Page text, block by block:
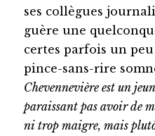
ses collègues
guère une
certes parfois un
pince-sans-rire
Chevennevière est un
paraissant pas avoir de
ni trop maigre, mais